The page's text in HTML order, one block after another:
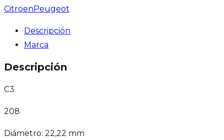
CitroenPeugeot
Descripción
Marca
Descripción
C3
208
Diámetro: 22,22 mm